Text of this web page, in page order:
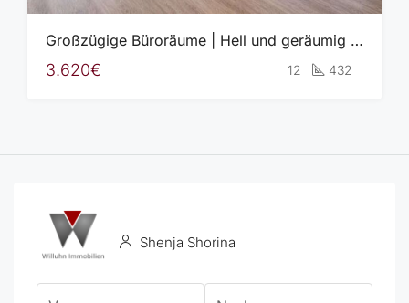
Großzügige Büroräume | Hell und geräumig | Verschiedene Größen | Praxis, Büro oder Kanzlei!
3.620€ 12 432
Shenja Shorina